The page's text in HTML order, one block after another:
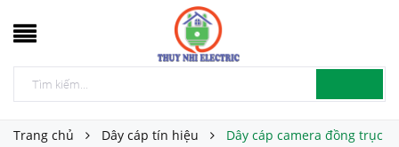
Trang chủ Dây cáp tín hiệu
Dây cáp camera đồng trục